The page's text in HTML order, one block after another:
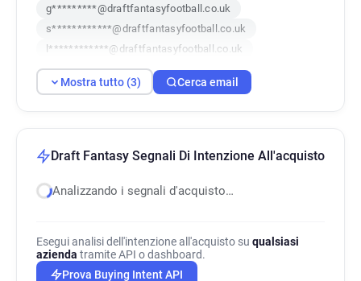
g*********@draftfantasyfootball.co.uk
s************@draftfantasyfootball.co.uk
l************@draftfantasyfootball.co.uk
Mostra tutto (3) Cerca email
Draft Fantasy Segnali Di Intenzione All'acquisto
Analizzando i segnali d'acquisto…
Esegui analisi dell'intenzione all'acquisto su qualsiasi
azienda tramite API o dashboard.
Prova Buying Intent API